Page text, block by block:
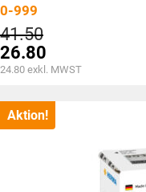
0-999
41.50Ursprünglicher
Preis
war:
CHF41.50
26.80
Aktueller
ist:
CHF26.80.
24.80 exkl. MWST
Aktion!